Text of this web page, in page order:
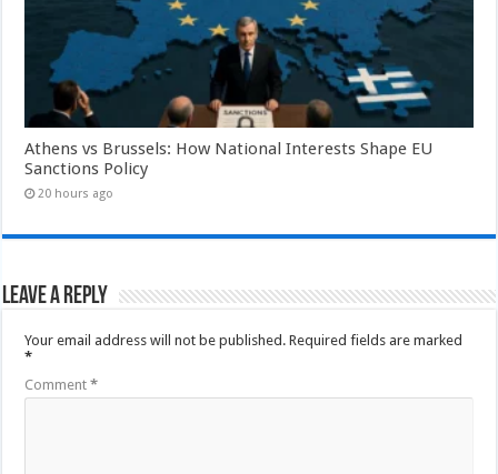
Athens vs Brussels: How National Interests Shape EU
Sanctions Policy
20 hours ago
Leave a Reply
Your email address will not be published. Required fields are marked
*
Comment*